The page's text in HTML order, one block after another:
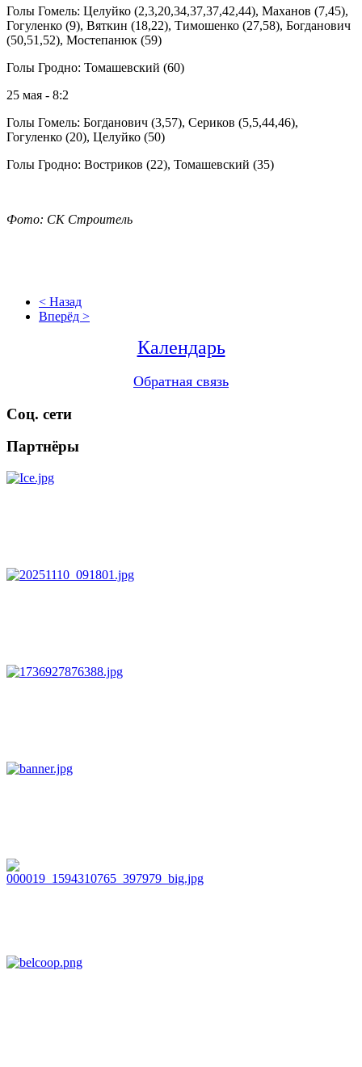
Голы Гомель: Целуйко (2,3,20,34,37,37,42,44), Маханов (7,45),
Гогуленко (9), Вяткин (18,22), Тимошенко (27,58), Богданович
(50,51,52), Мостепанюк (59)
Голы Гродно: Томашевский (60)
25 мая - 8:2
Голы Гомель: Богданович (3,57), Сериков (5,5,44,46),
Гогуленко (20), Целуйко (50)
Голы Гродно: Востриков (22), Томашевский (35)
Фото: СК Строитель
< Назад
Вперёд >
Календарь
Обратная связь
Соц. сети
Партнёры